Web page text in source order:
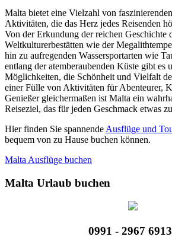
Malta bietet eine Vielzahl von
Aktivitäten, die das Herz jedes Reisenden
Von der Erkundung der reichen Geschichte
Weltkulturerbestätten wie der
hin zu aufregenden Wassersportarten wie
entlang der atemberaubenden Küste gibt es
Möglichkeiten, die Schönheit und Vielfalt
einer Fülle von Aktivitäten für Abenteurer,
Genießer gleichermaßen ist Malta ein
Reiseziel, das für jeden Geschmack etwas
Hier finden Sie spannende Ausflüge und
bequem von zu Hause buchen können.
Malta Ausflüge buchen
Malta Urlaub buchen
0991 - 2967